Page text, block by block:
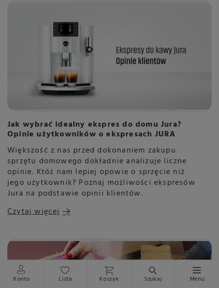
Jak wybrać idealny ekspres do domu Jura?
Opinie użytkowników o ekspresach JURA
Większość z nas przed dokonaniem zakupu
sprzętu domowego dokładnie analizuje liczne
opinie. Któż nam lepiej opowie o sprzęcie niż
jego użytkownik? Poznaj możliwości ekspresów
Jura na podstawie opinii klientów.
Czytaj więcej
Konto Lista Koszyk Szukaj Menu